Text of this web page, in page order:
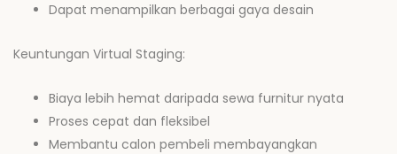
Dapat menampilkan berbagai gaya desain
Keuntungan Virtual Staging:
Biaya lebih hemat daripada sewa furnitur nyata
Proses cepat dan fleksibel
Membantu calon pembeli membayangkan